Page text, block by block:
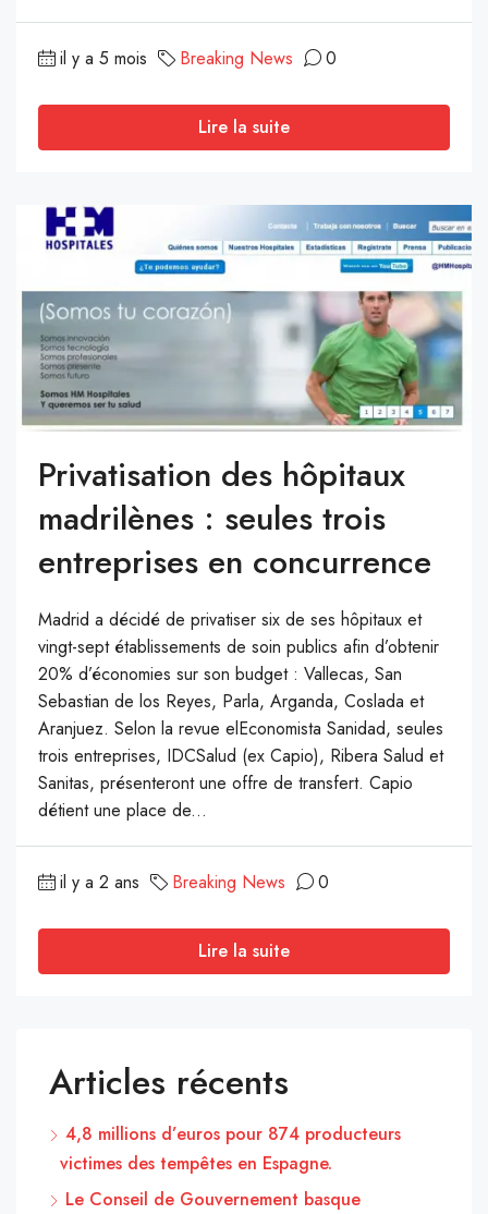
il y a 5 mois Breaking News 0
Lire la suite
Privatisation des hôpitaux
madrilènes : seules trois
entreprises en concurrence
Madrid a décidé de privatiser six de ses hôpitaux et
vingt-sept établissements de soin publics afin d’obtenir
20% d’économies sur son budget : Vallecas, San
Sebastian de los Reyes, Parla, Arganda, Coslada et
Aranjuez. Selon la revue elEconomista Sanidad, seules
trois entreprises, IDCSalud (ex Capio), Ribera Salud et
Sanitas, présenteront une offre de transfert. Capio
détient une place de...
il y a 2 ans Breaking News 0
Lire la suite
Articles récents
4,8 millions d’euros pour 874 producteurs
victimes des tempêtes en Espagne.
Le Conseil de Gouvernement basque